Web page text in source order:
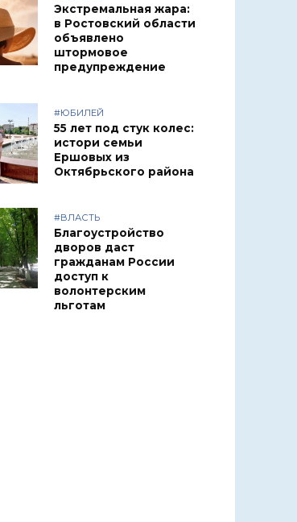
Экстремальная жара:
в Ростовский области
объявлено
штормовое
предупреждение
#ЮБИЛЕЙ
55 лет под стук колес:
истори семьи
Ершовых из
Октябрьского района
#ВЛАСТЬ
Благоустройство
дворов даст
гражданам России
доступ к
волонтерским
льготам